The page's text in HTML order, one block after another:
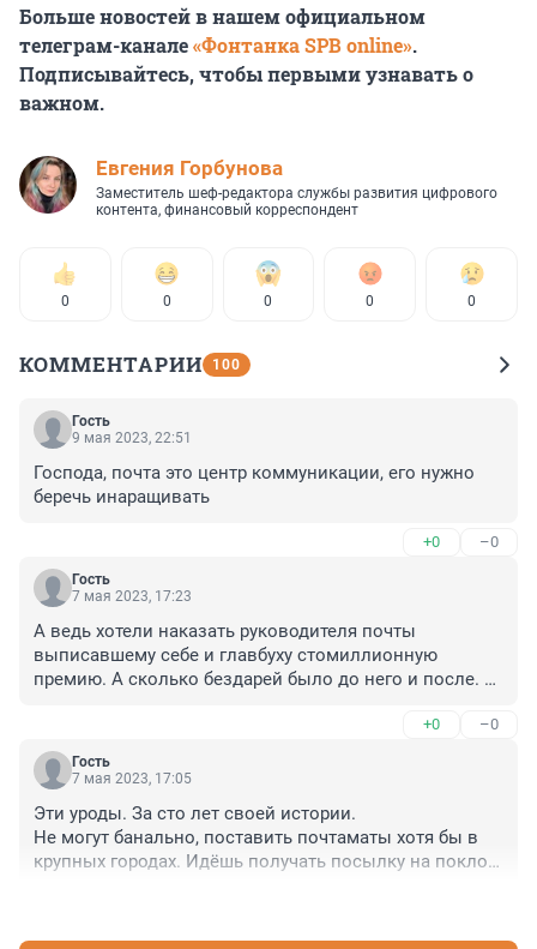
Больше новостей в нашем официальном
телеграм-канале«Фонтанка SPB online».
Подписывайтесь, чтобы первыми узнавать о
важном.
Евгения Горбунова
Заместитель шеф-редактора службы развития цифрового
контента, финансовый корреспондент
0 0 0 0 0
КОММЕНТАРИИ 100
Гость
9 мая 2023, 22:51
Господа, почта это центр коммуникации, его нужно
беречь инаращивать
+0 –0
Гость
7 мая 2023, 17:23
А ведь хотели наказать руководителя почты
выписавшему себе и главбуху стомиллионную
премию. А сколько бездарей было до него и после. И
и начинают этим заниматься с нуля за свой счет и
очень бурно развиваються. Тогда почта как
монополист халявщик вроде и хорошо зарабатывал
расхлябанно. А конкуренты крепли и отбирали все
большую долю рынка. А теперь просрав жирную долю
рынка услуг доставки бессовестное руководство
их руководста есть наглость и власть наслаждаться
+0 –0
Гость
7 мая 2023, 17:05
Эти уроды. За сто лет своей истории.
Не могут банально, поставить почтаматы хотя бы в
крупных городах. Идёшь получать посылку на поклон